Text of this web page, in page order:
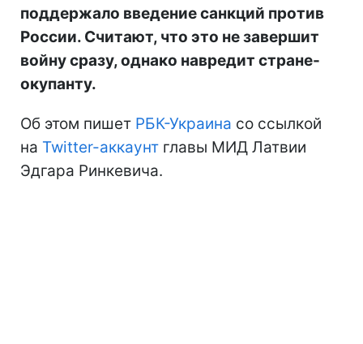
поддержало введение санкций против
России. Считают, что это не завершит
войну сразу, однако навредит стране-
окупанту.
Об этом пишет РБК-Украина со ссылкой
на Twitter-аккаунт главы МИД Латвии
Эдгара Ринкевича.